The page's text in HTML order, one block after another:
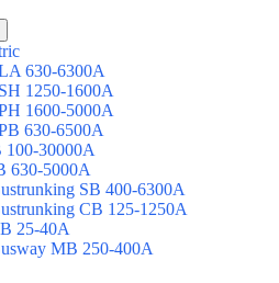
630-6300A
1250-1600A
1600-5000A
630-6500A
100-30000A
630-5000A
SB 400-6300A
CB 125-1250A
25-40A
MB 250-400A